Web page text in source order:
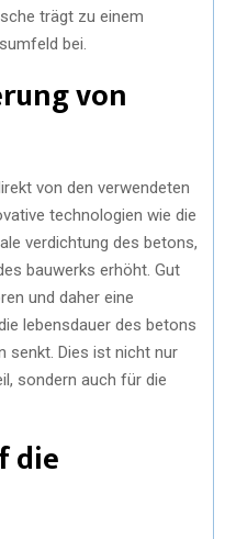
trägt zu einem
bei.
von
von den verwendeten
technologien wie die
verdichtung des betons,
bauwerks erhöht. Gut
und daher eine
lebensdauer des betons
senkt. Dies ist nicht nur
sondern auch für die
die